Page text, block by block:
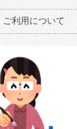
ご利用について